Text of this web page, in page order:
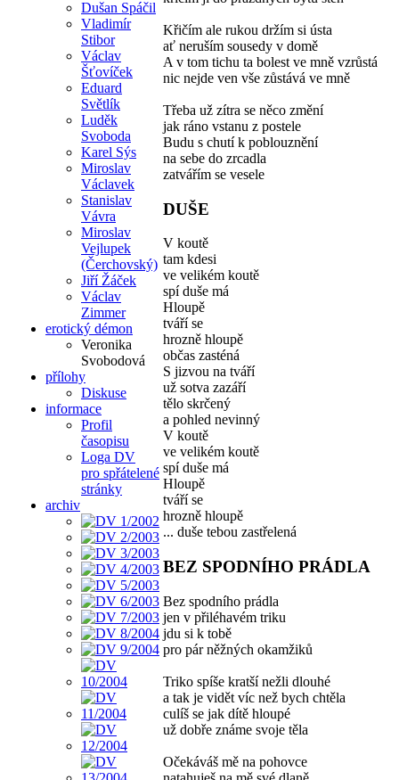
Dušan Spáčil
Vladimír
Stibor
Václav
Šťovíček
Eduard
Světlík
Luděk
Svoboda
Karel Sýs
Miroslav
Václavek
Stanislav
Vávra
Miroslav
Vejlupek
(Čerchovský)
Jiří Žáček
Václav
Zimmer
erotický démon
Veronika
Svobodová
přílohy
Diskuse
informace
Profil
časopisu
Loga DV
pro spřátelené
stránky
archiv
Křičím ale rukou držím si ústa
ať neruším sousedy v domě
A v tom tichu ta bolest ve mně vzrůstá
nic nejde ven vše zůstává ve mně
Třeba už zítra se něco změní
jak ráno vstanu z postele
Budu s chutí k poblouznění
na sebe do zrcadla
zatvářím se vesele
DUŠE
V koutě
tam kdesi
ve velikém koutě
spí duše má
Hloupě
tváří se
hrozně hloupě
občas zasténá
S jizvou na tváří
už sotva zazáří
tělo skrčený
a pohled nevinný
V koutě
ve velikém koutě
spí duše má
Hloupě
tváří se
hrozně hloupě
... duše tebou zastřelená
BEZ SPODNÍHO PRÁDLA
Bez spodního prádla
jen v přiléhavém triku
jdu si k tobě
pro pár něžných okamžiků
Triko spíše kratší nežli dlouhé
a tak je vidět víc než bych chtěla
culíš se jak dítě hloupé
už dobře známe svoje těla
Očekáváš mě na pohovce